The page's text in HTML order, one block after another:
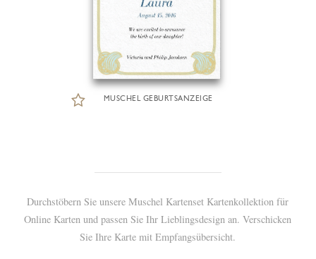
MUSCHEL GEBURTSANZEIGE
Durchstöbern Sie unsere Muschel Kartenset Kartenkollektion für
Online Karten und passen Sie Ihr Lieblingsdesign an. Verschicken
Sie Ihre Karte mit Empfangsübersicht.